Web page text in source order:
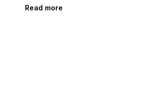
Read more